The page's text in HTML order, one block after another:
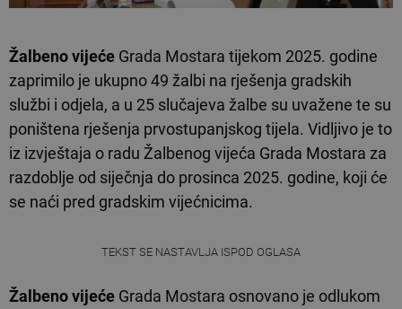
Žalbeno vijeće Grada Mostara tijekom 2025. godine
zaprimilo je ukupno 49 žalbi na rješenja gradskih
službi i odjela, a u 25 slučajeva žalbe su uvažene te su
poništena rješenja prvostupanjskog tijela. Vidljivo je to
iz izvještaja o radu Žalbenog vijeća Grada Mostara za
razdoblje od siječnja do prosinca 2025. godine, koji će
se naći pred gradskim vijećnicima.
TEKST SE NASTAVLJA ISPOD OGLASA
Žalbeno vijeće Grada Mostara osnovano je odlukom